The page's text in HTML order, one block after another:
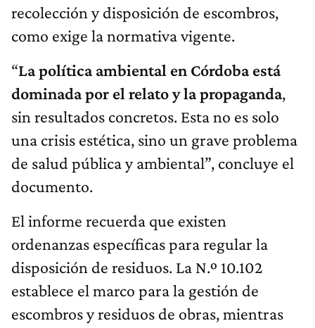
recolección y disposición de escombros,
como exige la normativa vigente.
“La política ambiental en Córdoba está
dominada por el relato y la propaganda,
sin resultados concretos. Esta no es solo
una crisis estética, sino un grave problema
de salud pública y ambiental”, concluye el
documento.
El informe recuerda que existen
ordenanzas específicas para regular la
disposición de residuos. La N.º 10.102
establece el marco para la gestión de
escombros y residuos de obras, mientras